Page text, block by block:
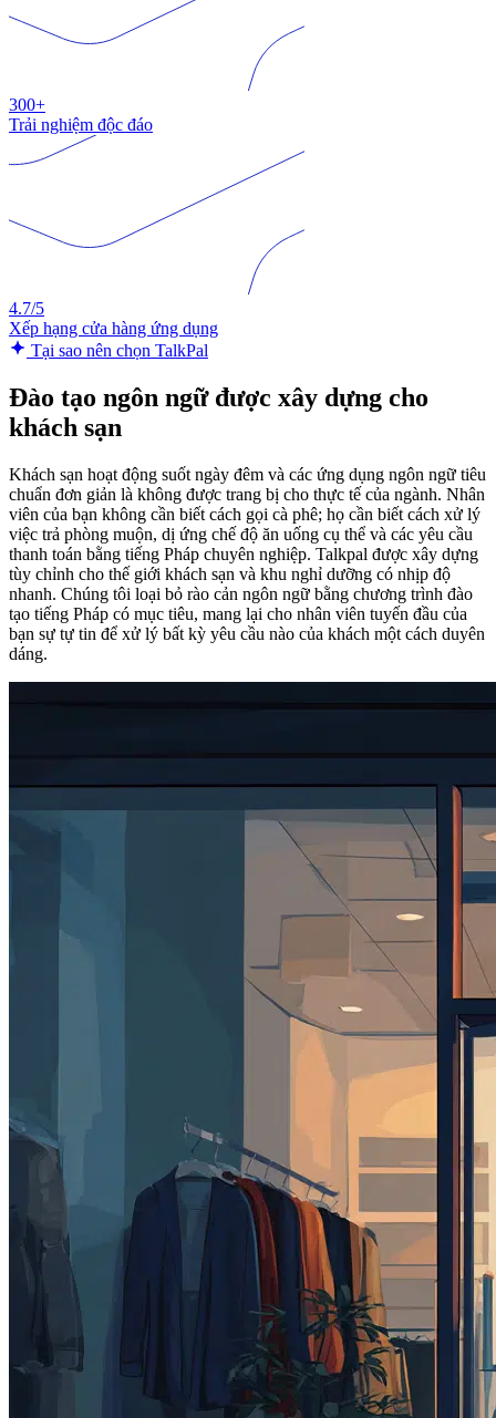
300+
Trải nghiệm độc đáo
4.7/5
Xếp hạng cửa hàng ứng dụng
Tại sao nên chọn TalkPal
Đào tạo ngôn ngữ được xây dựng cho
khách sạn
Khách sạn hoạt động suốt ngày đêm và các ứng dụng ngôn ngữ tiêu
chuẩn đơn giản là không được trang bị cho thực tế của ngành. Nhân
viên của bạn không cần biết cách gọi cà phê; họ cần biết cách xử lý
việc trả phòng muộn, dị ứng chế độ ăn uống cụ thể và các yêu cầu
thanh toán bằng tiếng Pháp chuyên nghiệp. Talkpal được xây dựng
tùy chỉnh cho thế giới khách sạn và khu nghỉ dưỡng có nhịp độ
nhanh. Chúng tôi loại bỏ rào cản ngôn ngữ bằng chương trình đào
tạo tiếng Pháp có mục tiêu, mang lại cho nhân viên tuyến đầu của
bạn sự tự tin để xử lý bất kỳ yêu cầu nào của khách một cách duyên
dáng.